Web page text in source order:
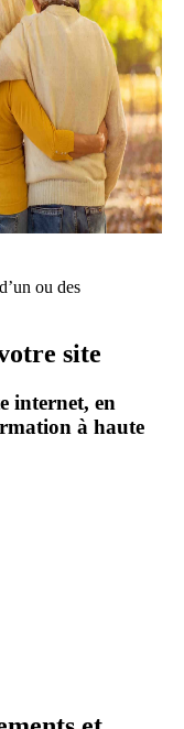
ou des
site
internet, en
à haute